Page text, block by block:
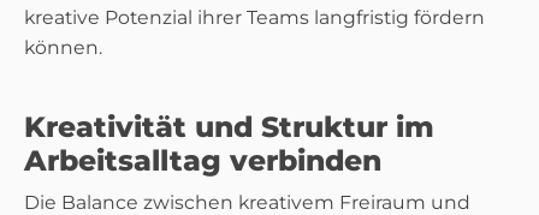
kreative Potenzial ihrer Teams langfristig fördern
können.
Kreativität und Struktur im
Arbeitsalltag verbinden
Die Balance zwischen kreativem Freiraum und